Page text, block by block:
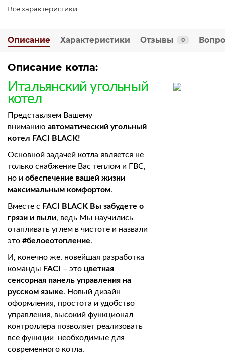
Все характеристики
Описание Характеристики Отзывы 0
Описание котла:
Итальянский угольный
котел
Представляем Вашему
вниманию автоматический угольный
котел FACI BLACK!
Основной задачей котла является не
только снабжение Вас теплом и ГВС,
но и обеспечение вашей жизни
максимальным комфортом.
Вместе с FACI BLACK Вы забудете о
грязи и пыли, ведь Мы научились
отапливать углем в чистоте и назвали
это #белоеотопление.
И, конечно же, новейшая разработка
команды FACI – это цветная
сенсорная панель управления на
русском языке. Новый дизайн
оформления, простота и удобство
управления, высокий функционал
контроллера позволяет реализовать
все функции необходимые для
современного котла.